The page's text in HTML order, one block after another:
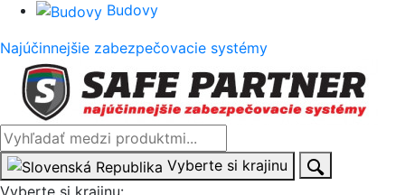
Budovy
Najúčinnejšie zabezpečovacie systémy
Vyberte si krajinu
Vyberte si krajinu: